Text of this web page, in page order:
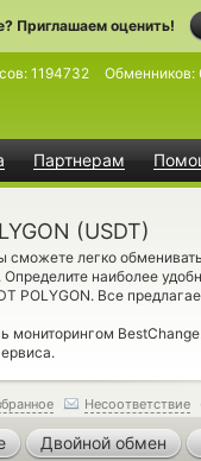
Приглашаем оценить!
Партнерам
1194732 Обменников:
(USDT)
легко
наиболее
POLYGON. Все
мониторингом
Несоответствие
Двойной обмен